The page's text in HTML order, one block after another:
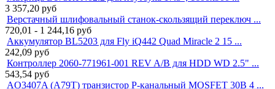
3 357,20 руб
Верстачный шлифовальный станок-cкользящий переключ ...
720,01 - 1 244,16 руб
Аккумулятор BL5203 для Fly iQ442 Quad Miracle 2 15 ...
242,09 руб
Контроллер 2060-771961-001 REV A/B для HDD WD 2.5" ...
543,54 руб
AO3407A (A79T) транзистор P-канальный MOSFET 30В 4 ...